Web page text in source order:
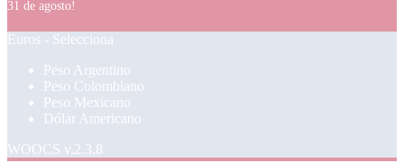
31 de agosto!
Euros - Selecciona
Peso Argentino
Peso Colombiano
Peso Mexicano
Dólar Americano
WOOCS v.2.3.8